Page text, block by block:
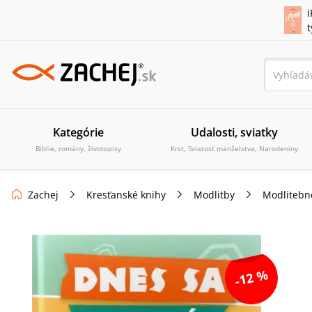
Kategórie
Biblie, romány, životopisy
Udalosti, sviatky
Krst, Sviatosť manželstva, Narodeniny
Zachej Kresťanské knihy Modlitby
-12 %